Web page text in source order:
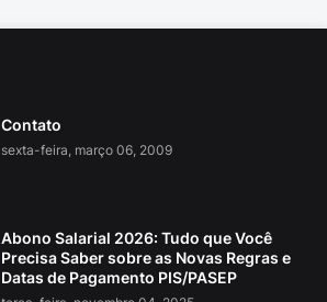
Contato
sexta-feira, março 06, 2009
Abono Salarial 2026: Tudo que Você
Precisa Saber sobre as Novas Regras e
Datas de Pagamento PIS/PASEP